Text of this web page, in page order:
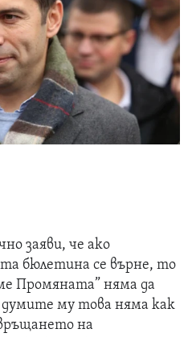
заяви, че ако
бюлетина се върне, то
Промяната” няма да
му това няма как
на